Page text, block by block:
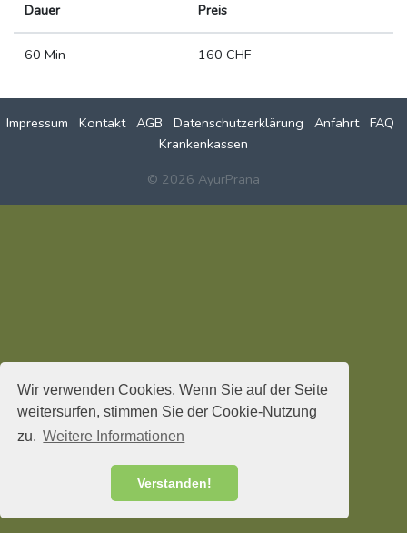
Wir verwenden Cookies. Wenn Sie auf der Seite
weitersurfen, stimmen Sie der Cookie-Nutzung
zu. Weitere Informationen
Verstanden!
Dauer Preis
60 Min 160 CHF
Impressum Kontakt AGB Datenschutzerklärung Anfahrt
FAQ
Krankenkassen
© 2026 AyurPrana